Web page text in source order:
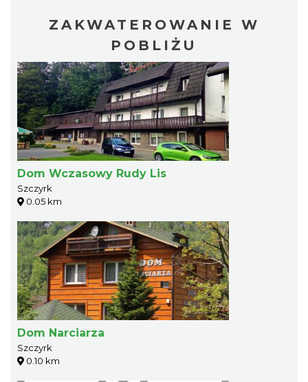
ZAKWATEROWANIE W
POBLIŻU
Dom Wczasowy Rudy Lis
Szczyrk
0.05 km
Dom Narciarza
Szczyrk
0.10 km